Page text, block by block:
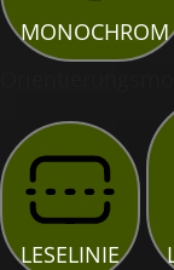
MONOCHROM
LESELINIE